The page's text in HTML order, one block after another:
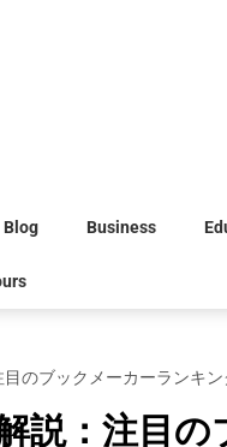
Blog Business
のブックメーカーランキ
説：注目の